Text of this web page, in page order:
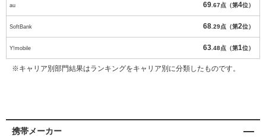
au 69 .67点（第4位）
SoftBank 68 .29点（第2位）
Y!mobile 63 .48点（第1位）
※キャリア別部門結果はランキングをキャリア別に分類したものです。
携帯メーカー